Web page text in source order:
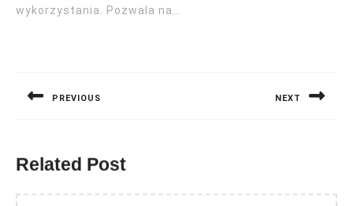
wykorzystania. Pozwala na…
PREVIOUS NEXT
Related Post